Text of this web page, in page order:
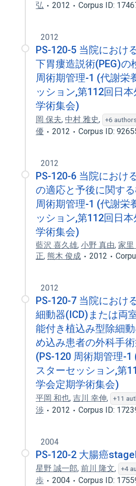
弘
2012 Corpus ID:
2012
PS-120-5 当院におけ
下胃瘻造説術(PEG)の
周術期管理-1 (代謝栄
ッション,第112回日
学術集会)
岡 保夫, 中村 雅史, +6
優
2012 Corpus ID:
2012
PS-120-6 当院におけ
の適応と予後に関す
周術期管理-1 (代謝栄
ッション,第112回日
学術集会)
藍沢 喜久雄, 小野 真由, 家里
正, 熊木 俊成 2012
2012
PS-120-7 当院におけ
細動器(ICD)または両
能付き植込み型除細動
め込み患者の外科手
(PS-120 周術期管理-1
スターセッション,第
学会定期学術集会)
平岡 和也, 吉川 幸伸, +11
渉
2012 Corpus ID:
2004
PS-120-2 大腸癌
星野 誠一郎, 前川 隆文, +4
歩
2004 Corpus ID: